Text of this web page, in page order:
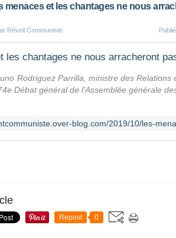
menaces et les chantages ne nous
Réveil Communiste
Rodriguez Parrilla, ministre des Relations
Débat général de l'Assemblée générale
Repost 0